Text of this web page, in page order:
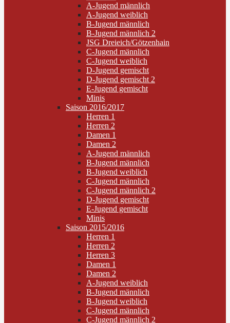
A-Jugend männlich
A-Jugend weiblich
B-Jugend männlich
B-Jugend männlich 2
JSG Dreieich/Götzenhain
C-Jugend männlich
C-Jugend weiblich
D-Jugend gemischt
D-Jugend gemischt 2
E-Jugend gemischt
Minis
Saison 2016/2017
Herren 1
Herren 2
Damen 1
Damen 2
A-Jugend männlich
B-Jugend männlich
B-Jugend weiblich
C-Jugend männlich
C-Jugend männlich 2
D-Jugend gemischt
E-Jugend gemischt
Minis
Saison 2015/2016
Herren 1
Herren 2
Herren 3
Damen 1
Damen 2
A-Jugend weiblich
B-Jugend männlich
B-Jugend weiblich
C-Jugend männlich
C-Jugend männlich 2